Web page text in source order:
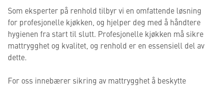
Som eksperter på renhold tilbyr vi en omfattende løsning
for profesjonelle kjøkken, og hjelper deg med å håndtere
hygienen fra start til slutt. Profesjonelle kjøkken må sikre
mattrygghet og kvalitet, og renhold er en essensiell del av
dette.
For oss innebærer sikring av mattrygghet å beskytte